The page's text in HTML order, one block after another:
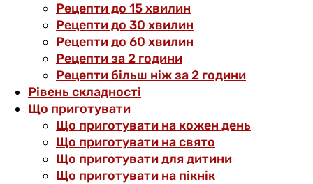
Рецепти до 15 хвилин
Рецепти до 30 хвилин
Рецепти до 60 хвилин
Рецепти за 2 години
Рецепти більш ніж за 2 години
Рівень складності
Що приготувати
Що приготувати на кожен день
Що приготувати на свято
Що приготувати для дитини
Що приготувати на пікнік